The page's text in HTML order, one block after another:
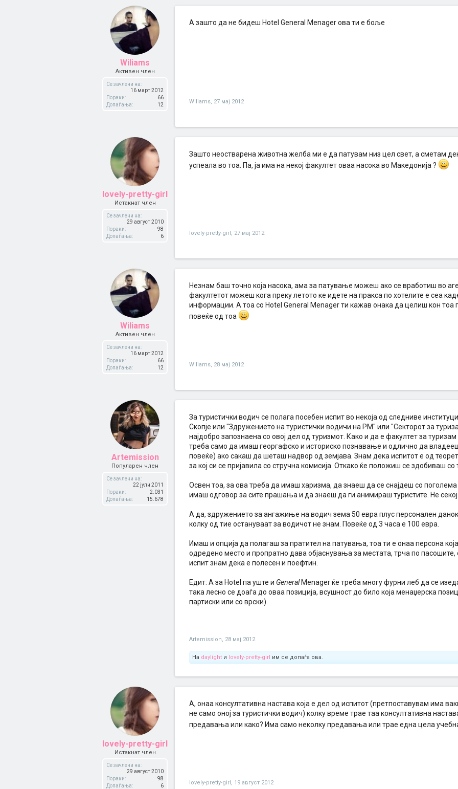
Wiliams
Активен член
Се зачлени на:
16 март 2012
Пораки:
66
Допаѓања:
12
А зашто да не бидеш Hotel General Menager ова ти е боље
Wiliams, 27 мај 2012
lovely-pretty-girl
Истакнат член
Се зачлени на:
29 август 2010
Пораки:
98
Допаѓања:
6
Зашто неостварена животна желба ми е да патувам низ цел свет, а сметам
успеала во тоа. Па, ја има на некој факултет оваа насока во Македонија ?
lovely-pretty-girl, 27 мај 2012
Wiliams
Активен член
Се зачлени на:
16 март 2012
Пораки:
66
Допаѓања:
12
Незнам баш точно која насока, ама за патување можеш ако се вработиш во
факултетот можеш кога преку летото ке идете на пракса по хотелите е сеа
информации. А тоа со Hotel General Menager ти кажав онака да целиш кон тоа
повеќе од тоа
Wiliams, 28 мај 2012
Artemission
Популарен член
Се зачлени на:
22 јули 2011
Пораки:
2.031
Допаѓања:
15.678
За туристички водич се полага посебен испит во некоја од следниве
Скопје или "Здружението на туристички водичи на РМ" или "Секторот за
најдобро запознаена со овој дел од туризмот. Како и да е факултет за
треба само да имаш георгафско и историско познавање и одлично да владееш
повеќе) ако сакаш да шеташ надвор од земјава. Знам дека испитот е од
за кој си се пријавила со стручна комисија. Откако ќе положиш се здобиваш со
Освен тоа, за ова треба да имаш харизма, да знаеш да се снајдеш со
имаш одговор за сите прашања и да знаеш да ги анимираш туристите. Не
А да, здружението за ангажиње на водич зема 50 евра плус персонален
колку од тие остануваат за водичот не знам. Повеќе од 3 часа е 100 евра.
Имаш и опција да полагаш за пратител на патувања, тоа ти е онаа персона
одредено место и пропратно дава објаснувања за местата, трча по пасошите,
испит знам дека е полесен и поефтин.
Едит: А за Hotel па уште и General Menager ќе треба многу фурни леб да се
така лесно се доаѓа до оваа позиција, всушност до било која менаџерска
партиски или со врски).
Artemission, 28 мај 2012
На daylight и lovely-pretty-girl им се допаѓа ова.
lovely-pretty-girl
Истакнат член
Се зачлени на:
29 август 2010
Пораки:
98
Допаѓања:
6
А, онаа консултативна настава која е дел од испитот (претпоставувам има
не само оној за туристички водич) колку време трае таа консултативна
предавања или како? Има само неколку предавања или трае една цела
lovely-pretty-girl, 19 август 2012